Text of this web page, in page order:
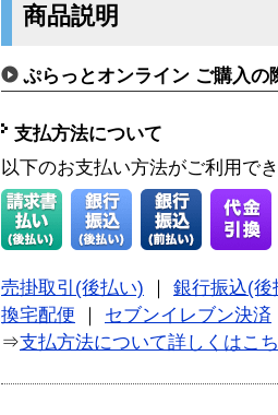
商品説明
ぷらっとオンライン ご購入の
支払方法について
以下のお支払い方法がご利用で
売掛取引(後払い)
銀行振込(後
換宅配便
セブンイレブン決済
⇒支払方法について詳しくはこ